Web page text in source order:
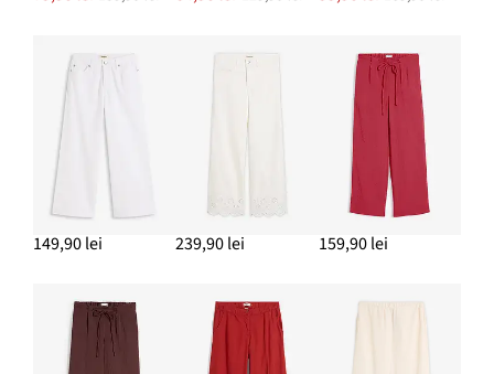
ADAUGĂ ÎN COȘ
42,90 lei
ADAUGĂ ÎN COȘ
149,90 lei 239,90 lei 159,90 lei